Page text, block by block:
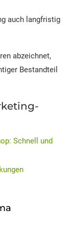
auch langfristig
abzeichnet,
Bestandteil
Schnell und